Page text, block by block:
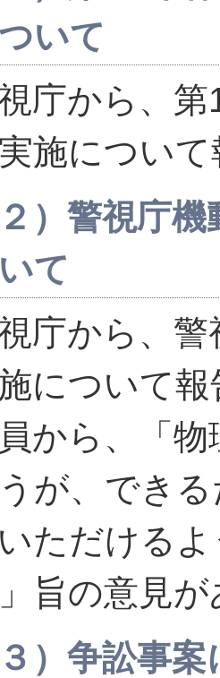
いて
庁から、
施につい
２）警視庁
て
庁から、
について
から、「
が、でき
ただける
旨の意見
３）争訟事